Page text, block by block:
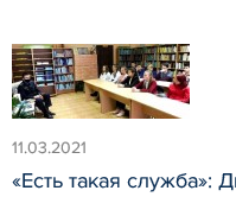
11.03.2021
«Есть такая служба»: